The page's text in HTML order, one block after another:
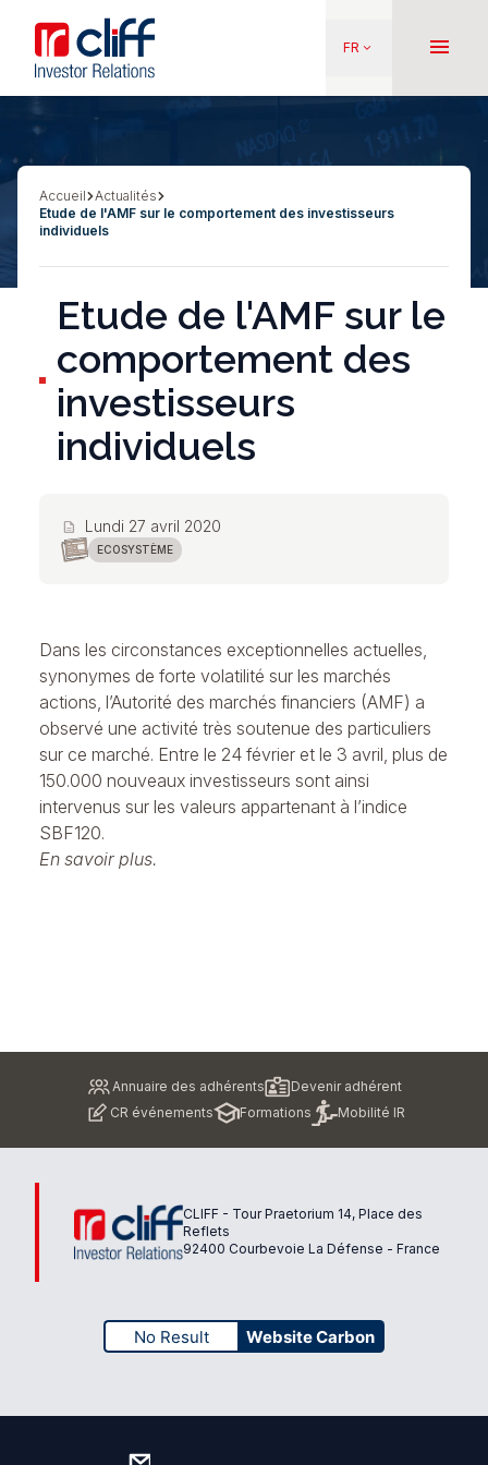
contenu
principal
Aller directement au contenu
FR keyboard_arrow_down menu
Fil
d'Ariane
Accueil Actualités
Etude de l'AMF sur le comportement des investisseurs
individuels
Etude de l'AMF sur le
comportement des
investisseurs
individuels
description Lundi 27 avril 2020
ECOSYSTÈME
Dans les circonstances exceptionnelles actuelles,
synonymes de forte volatilité sur les marchés
actions, l’Autorité des marchés financiers (AMF) a
observé une activité très soutenue des particuliers
sur ce marché. Entre le 24 février et le 3 avril, plus de
150.000 nouveaux investisseurs sont ainsi
intervenus sur les valeurs appartenant à l’indice
SBF120.
En savoir plus.
Annuaire des adhérents
Devenir adhérent
CR événements
Formations Mobilité IR
CLIFF - Tour Praetorium 14, Place des
Reflets
92400 Courbevoie La Défense - France
No Result Website Carbon